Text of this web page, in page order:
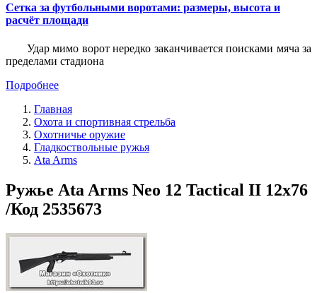
Сетка за футбольными воротами: размеры, высота и
расчёт площади
Удар мимо ворот нередко заканчивается поисками мяча за
пределами стадиона
Подробнее
Главная
Охота и спортивная стрельба
Охотничье оружие
Гладкоствольные ружья
Ata Arms
Ружье Ata Arms Neo 12 Tactical II 12x76
/Код 2535673